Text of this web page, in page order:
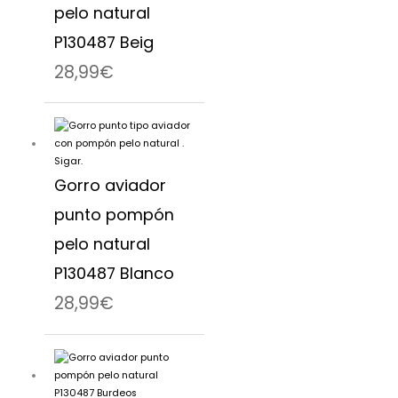
pelo natural
P130487 Beig
28,99€
Gorro aviador
punto pompón
pelo natural
P130487 Blanco
28,99€